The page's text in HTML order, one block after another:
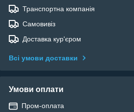
Транспортна компанія
Самовивіз
Доставка кур'єром
Всі умови доставки
Умови оплати
Пром-оплата